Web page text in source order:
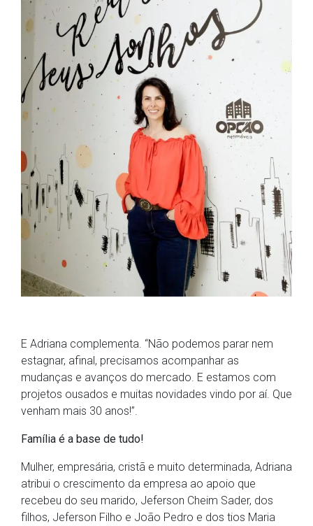
E Adriana complementa. “Não podemos parar nem
estagnar, afinal, precisamos acompanhar as
mudanças e avanços do mercado. E estamos com
projetos ousados e muitas novidades vindo por aí. Que
venham mais 30 anos!”.
Família é a base de tudo!
Mulher, empresária, cristã e muito determinada, Adriana
atribui o crescimento da empresa ao apoio que
recebeu do seu marido, Jeferson Cheim Sader, dos
filhos, Jeferson Filho e João Pedro e dos tios Maria